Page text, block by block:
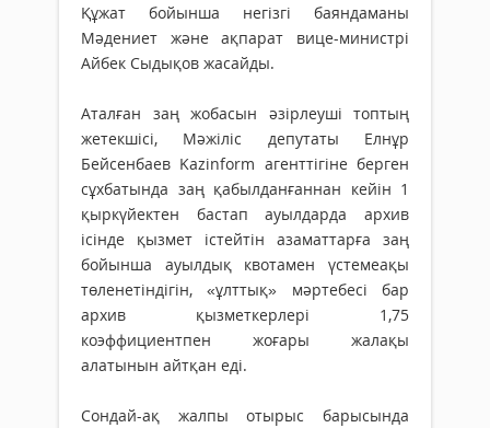
Құжат бойынша негізгі баяндаманы
Мәдениет және ақпарат вице-министрі
Айбек Сыдықов жасайды.
Аталған заң жобасын әзірлеуші топтың
жетекшісі, Мәжіліс депутаты Елнұр
Бейсенбаев Kazinform агенттігіне берген
сұхбатында заң қабылданғаннан кейін 1
қыркүйектен бастап ауылдарда архив
ісінде қызмет істейтін азаматтарға заң
бойынша ауылдық квотамен үстемеақы
төленетіндігін, «ұлттық» мәртебесі бар
архив қызметкерлері 1,75
коэффициентпен жоғары жалақы
алатынын айтқан еді.
Сондай-ақ жалпы отырыс барысында